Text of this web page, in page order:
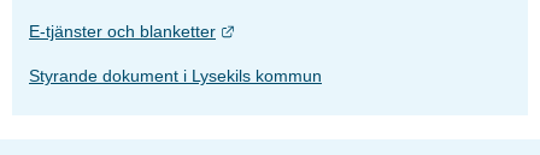
E-tjänster och blanketter Länk till annan webbplats.
Styrande dokument i Lysekils kommun